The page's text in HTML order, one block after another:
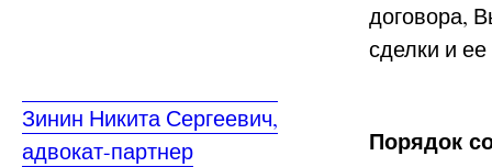
Зинин Никита Сергеевич,
адвокат-партнер
договора,
сделки и
Порядок